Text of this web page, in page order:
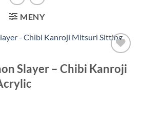
MENY
Legg til i
ønskeliste
Slayer – Chibi Kanroji